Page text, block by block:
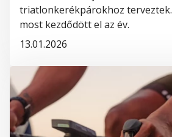
triatlonkerékpárokhoz terveztek.
most kezdődött el az év.
13.01.2026